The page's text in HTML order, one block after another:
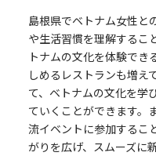
島根県でベトナム女性と
や生活習慣を理解するこ
トナムの文化を体験でき
しめるレストランも増え
て、ベトナムの文化を学
ていくことができます。
流イベントに参加するこ
がりを広げ、スムーズに